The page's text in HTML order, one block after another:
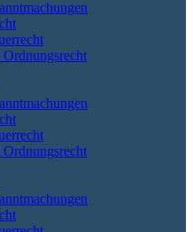
Ordnungsrecht
Ordnungsrecht